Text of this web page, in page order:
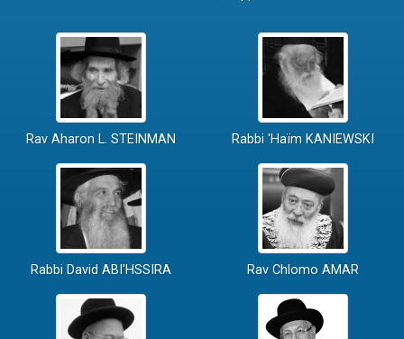
Rav Aharon L. STEINMAN Rabbi 'Haïm KANIEWSKI
Rabbi David ABI'HSSIRA Rav Chlomo AMAR